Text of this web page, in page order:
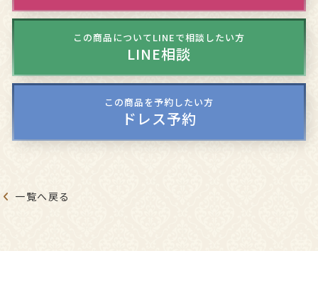
この商品についてLINEで相談したい方
LINE相談
この商品を予約したい方
ドレス予約
一覧へ戻る